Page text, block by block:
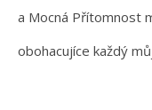
a Mocná Přítomnost
obohacujíce každý